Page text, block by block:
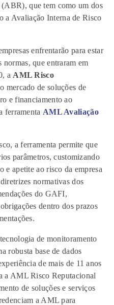
que tem como um dos
a Avaliação Interna de Risco
enfrentarão para estar
que entraram em
a AML Risco
mercado de soluções de
e financiamento ao
ferramenta AML Avaliação
a ferramenta permite que
parâmetros, customizando
e apetite ao risco da empresa
normativas dos
do GAFI,
dentro dos prazos
de monitoramento
robusta base de dados
de mais de 11 anos
a AML Risco Reputacional
de soluções e serviços
a AML para